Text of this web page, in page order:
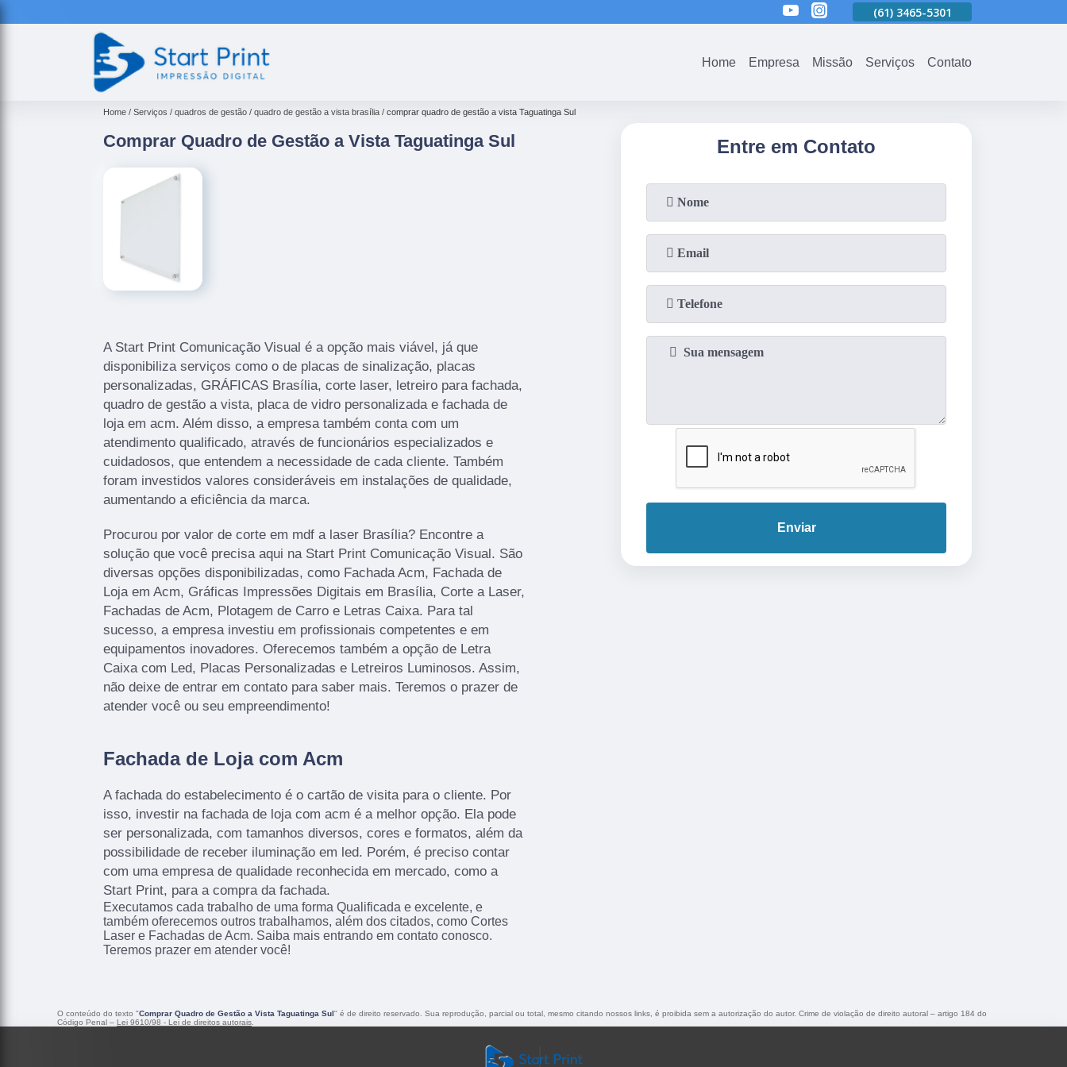
3465-5301 (61) 3465-5301
Home Empresa Missão Serviços Contato
Home Serviços quadros de gestão quadro de gestão a vista brasília comprar quadro de gestão a vista Taguatinga Sul
Comprar Quadro de Gestão a Vista Taguatinga Sul
A Start Print Comunicação Visual é a opção mais viável, já que
disponibiliza serviços como o de placas de sinalização, placas
personalizadas, GRÁFICAS Brasília, corte laser, letreiro para fachada,
quadro de gestão a vista, placa de vidro personalizada e fachada de
loja em acm. Além disso, a empresa também conta com um
atendimento qualificado, através de funcionários especializados e
cuidadosos, que entendem a necessidade de cada cliente. Também
foram investidos valores consideráveis em instalações de qualidade,
aumentando a eficiência da marca.
Procurou por valor de corte em mdf a laser Brasília? Encontre a
solução que você precisa aqui na Start Print Comunicação Visual. São
diversas opções disponibilizadas, como Fachada Acm, Fachada de
Loja em Acm, Gráficas Impressões Digitais em Brasília, Corte a Laser,
Fachadas de Acm, Plotagem de Carro e Letras Caixa. Para tal
sucesso, a empresa investiu em profissionais competentes e em
equipamentos inovadores. Oferecemos também a opção de Letra
Caixa com Led, Placas Personalizadas e Letreiros Luminosos. Assim,
não deixe de entrar em contato para saber mais. Teremos o prazer de
atender você ou seu empreendimento!
Fachada de Loja com Acm
A fachada do estabelecimento é o cartão de visita para o cliente. Por
isso, investir na fachada de loja com acm é a melhor opção. Ela pode
ser personalizada, com tamanhos diversos, cores e formatos, além da
possibilidade de receber iluminação em led. Porém, é preciso contar
com uma empresa de qualidade reconhecida em mercado, como a
Start Print, para a compra da fachada.
Executamos cada trabalho de uma forma Qualificada e excelente, e
também oferecemos outros trabalhamos, além dos citados, como Cortes
Laser e Fachadas de Acm. Saiba mais entrando em contato conosco.
Teremos prazer em atender você!
Entre em Contato
Enviar
O conteúdo do texto "Comprar Quadro de Gestão a Vista Taguatinga Sul" é de direito reservado. Sua reprodução, parcial ou total, mesmo citando nossos links, é proibida sem a autorização do autor. Crime de violação de direito autoral – artigo 184 do
Código Penal – Lei 9610/98 - Lei de direitos autorais